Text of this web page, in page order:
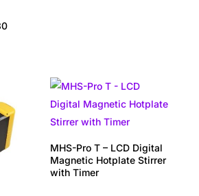
MHS-Pro T – LCD Digital
Magnetic Hotplate Stirrer
with Timer